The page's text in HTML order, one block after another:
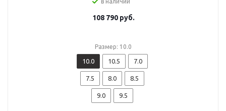
108 790руб.
Размер: 10.0
10.0 10.5 7.0
7.5 8.0 8.5
9.0 9.5